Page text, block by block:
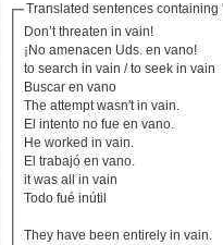
Translated sentences containing
Don’t threaten in vain!
¡No amenacen Uds. en vano!
to search in vain / to seek in vain
Buscar en vano
The attempt wasn't in vain.
El intento no fue en vano.
He worked in vain.
El trabajó en vano.
it was all in vain
Todo fué inútil
They have been entirely in vain.